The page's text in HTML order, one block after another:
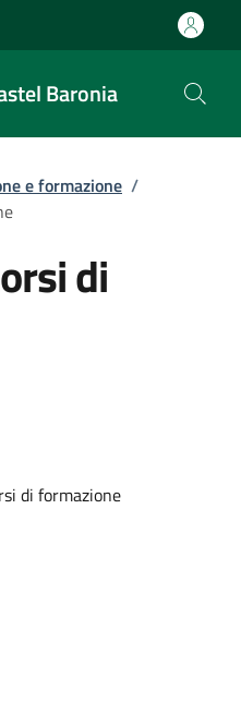
Baronia
e formazione /
di
di formazione